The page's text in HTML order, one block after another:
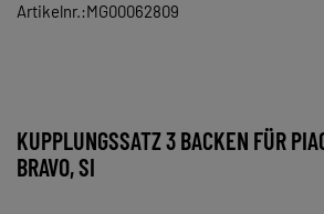
Artikelnr.:MG00062809
KUPPLUNGSSATZ 3 BACKEN FÜR
BRAVO, SI